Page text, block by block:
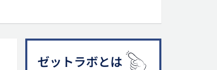
ゼットラボとは